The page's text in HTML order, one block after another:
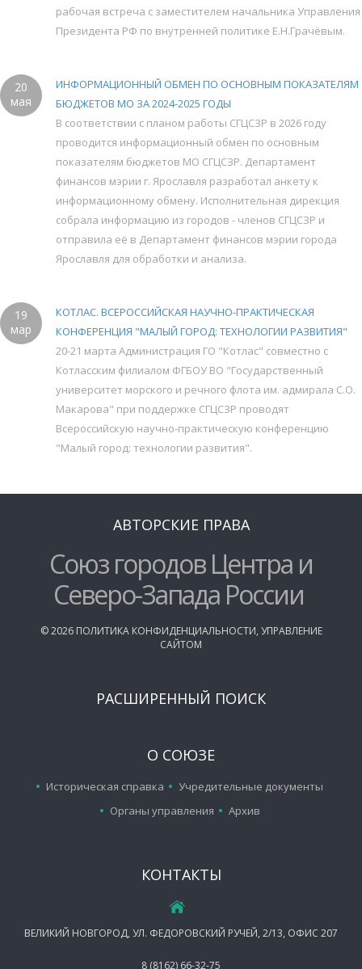
рабочая встреча с заместителем начальника Управления
Президента РФ по внутренней политике Е.Н.Грачёвым.
20
мая
ИНФОРМАЦИОННЫЙ ОБМЕН ПО ОСНОВНЫМ ПОКАЗАТЕЛЯМ
БЮДЖЕТОВ МО ЗА 2024-2025 ГОДЫ
В соответствии с планом работы СГЦСЗР в 2026 году
проводится информационный обмен по основным
показателям бюджетов МО СГЦСЗР. Департамент
финансов мэрии г. Ярославля разработал анкету к
информационному обмену. Исполнительная дирекция
собрала информацию из городов - членов СГЦСЗР и
отправила её в Департамент финансов мэрии города
Ярославля для обработки и анализа.
19
мар
КОТЛАС. ВСЕРОССИЙСКАЯ НАУЧНО-ПРАКТИЧЕСКАЯ
КОНФЕРЕНЦИЯ "МАЛЫЙ ГОРОД: ТЕХНОЛОГИИ РАЗВИТИЯ"
20-21 марта Администрация ГО "Котлас" совместно с
Котласским филиалом ФГБОУ ВО "Государственный
университет морского и речного флота им. адмирала С.О.
Макарова" при поддержке СГЦСЗР проводят
Всероссийскую научно-практическую конференцию
"Малый город: технологии развития".
АВТОРСКИЕ ПРАВА
Союз городов Центра и
Северо-Запада России
©2026 ПОЛИТИКА КОНФИДЕНЦИАЛЬНОСТИ, УПРАВЛЕНИЕ
САЙТОМ
РАСШИРЕННЫЙ ПОИСК
О СОЮЗЕ
Историческая справка
Учредительные документы
Органы управления
Архив
КОНТАКТЫ
ВЕЛИКИЙ НОВГОРОД, УЛ. ФЕДОРОВСКИЙ РУЧЕЙ, 2/13, ОФИС 207
8 (8162) 66-32-75